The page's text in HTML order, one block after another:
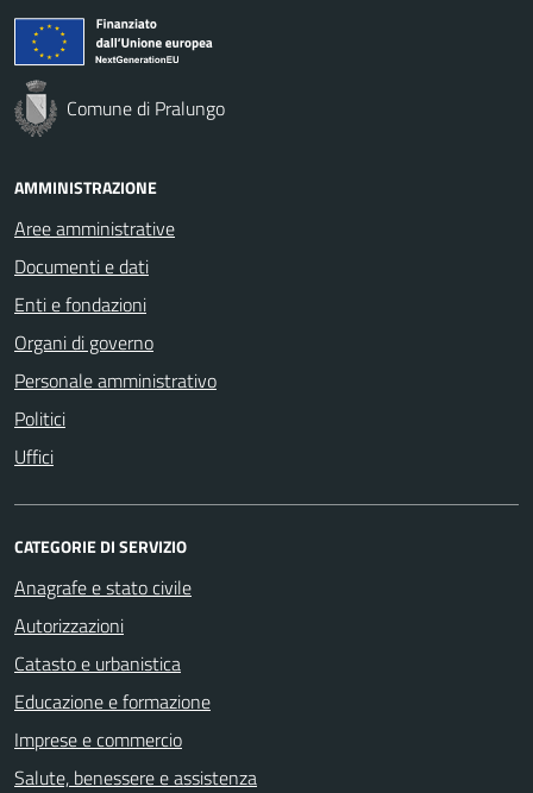
Comune di Pralungo
AMMINISTRAZIONE
Aree amministrative
Documenti e dati
Enti e fondazioni
Organi di governo
Personale amministrativo
Politici
Uffici
CATEGORIE DI SERVIZIO
Anagrafe e stato civile
Autorizzazioni
Catasto e urbanistica
Educazione e formazione
Imprese e commercio
Salute, benessere e assistenza